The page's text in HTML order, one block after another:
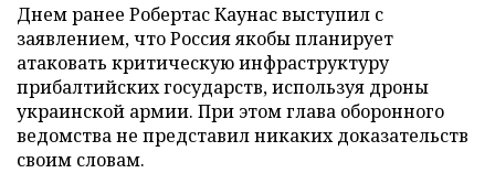
Днем ранее Робертас Каунас выступил с
заявлением, что Россия якобы планирует
атаковать критическую инфраструктуру
прибалтийских государств, используя дроны
украинской армии. При этом глава оборонного
ведомства не представил никаких доказательств
своим словам.